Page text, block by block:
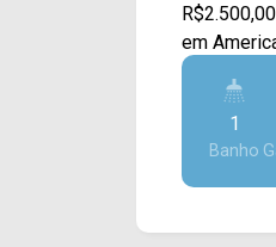
em Americana/SP.
com
57,87M²
com amplo
social; >
1
Banho